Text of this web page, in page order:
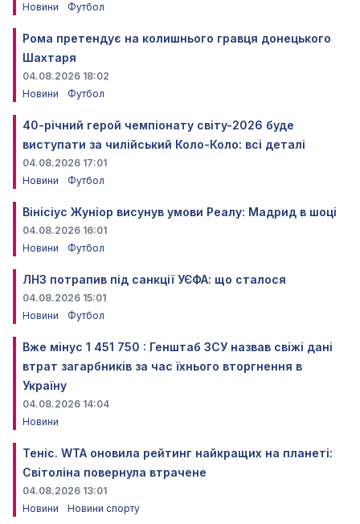
Новини
Футбол
Рома претендує на колишнього гравця донецького
Шахтаря
04.08.2026 18:02
Новини
Футбол
40-річний герой чемпіонату світу-2026 буде
виступати за чилійський Коло-Коло: всі деталі
04.08.2026 17:01
Новини
Футбол
Вінісіус Жуніор висунув умови Реалу: Мадрид в шоці
04.08.2026 16:01
Новини
Футбол
ЛНЗ потрапив під санкції УЄФА: що сталося
04.08.2026 15:01
Новини
Футбол
Вже мінус 1 451 750 : Генштаб ЗСУ назвав свіжі дані
втрат загарбників за час їхнього вторгнення в
Україну
04.08.2026 14:04
Новини
Теніс. WTA оновила рейтинг найкращих на планеті:
Світоліна повернула втрачене
04.08.2026 13:01
Новини
Новини спорту